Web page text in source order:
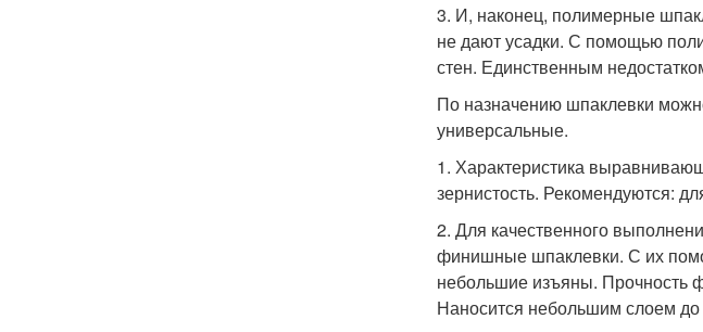
3. И, наконец, полимерные
не дают усадки. С помощью
стен. Единственным
По назначению шпаклевки
универсальные.
1. Характеристика
зернистость. Рекомендуются:
2. Для качественного
финишные шпаклевки. С их
небольшие изъяны. Прочность
Наносится небольшим слоем